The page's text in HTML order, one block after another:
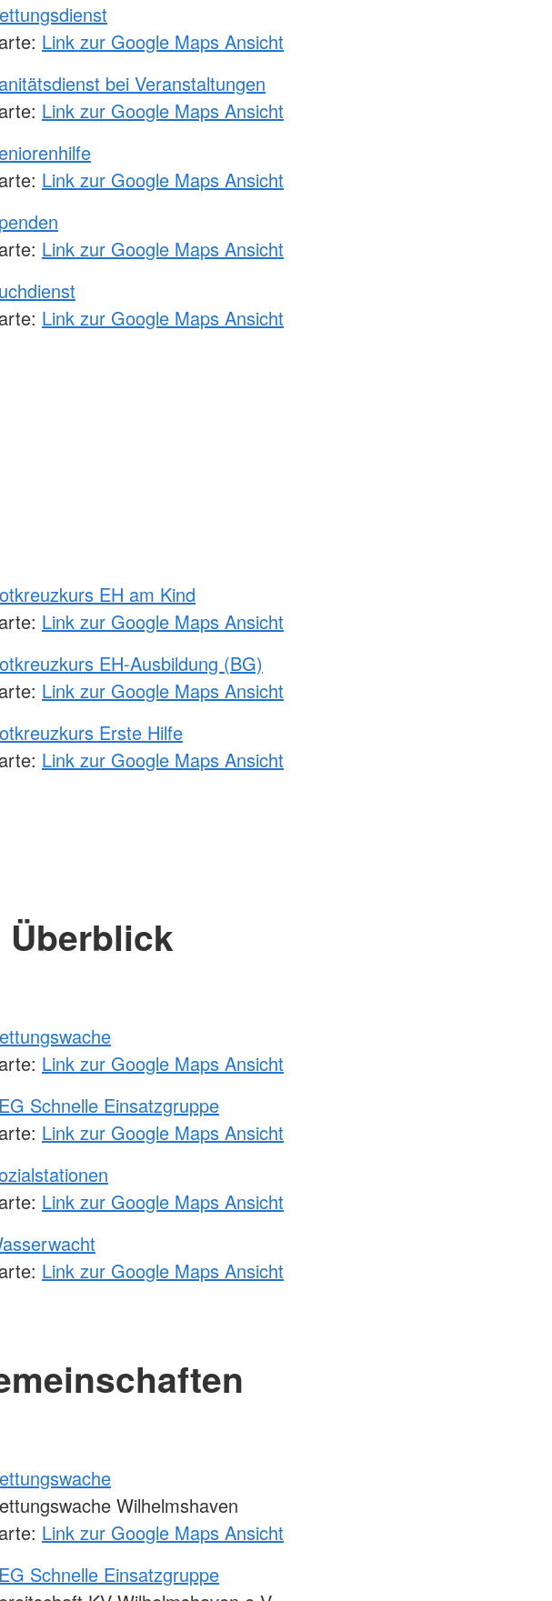
Link zur Google Maps Ansicht
bei Veranstaltungen
Link zur Google Maps Ansicht
Link zur Google Maps Ansicht
Link zur Google Maps Ansicht
Link zur Google Maps Ansicht
EH am Kind
Link zur Google Maps Ansicht
EH-Ausbildung (BG)
Link zur Google Maps Ansicht
Erste Hilfe
Link zur Google Maps Ansicht
Link zur Google Maps Ansicht
Schnelle Einsatzgruppe
Link zur Google Maps Ansicht
Link zur Google Maps Ansicht
Link zur Google Maps Ansicht
Wilhelmshaven
Link zur Google Maps Ansicht
Schnelle Einsatzgruppe